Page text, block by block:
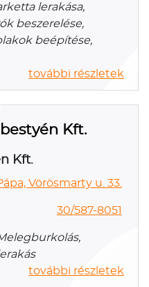
lerakása,
beszerelése,
beépítése,
további részletek
Kft.
Kft.
Vörösmarty u. 33.
30/587-8051
további részletek